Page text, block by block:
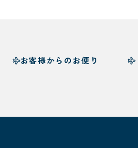
お客様からのお便り